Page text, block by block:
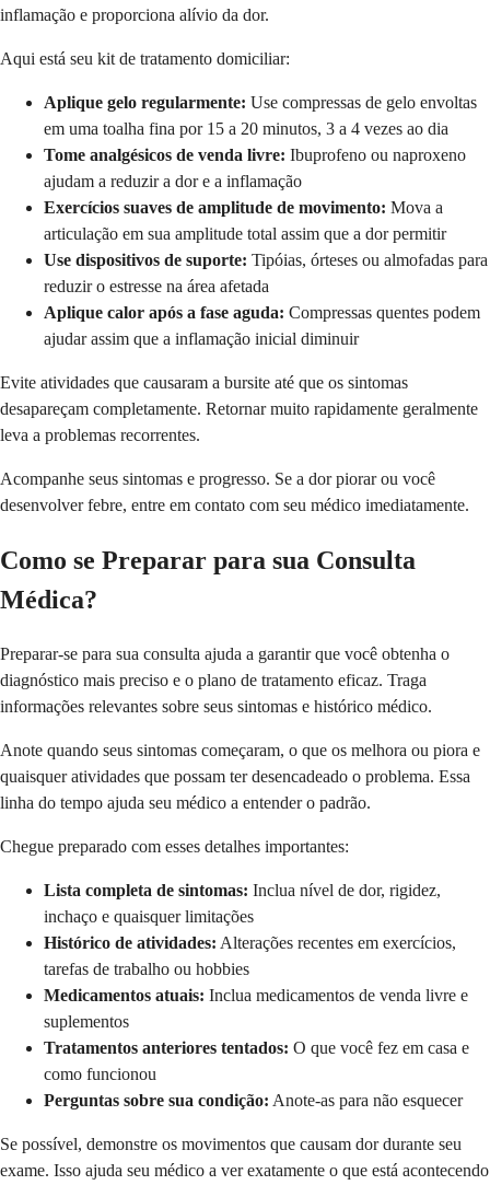
inflamação e proporciona alívio da dor.
Aqui está seu kit de tratamento domiciliar:
Aplique gelo regularmente: Use compressas de gelo envoltas
em uma toalha fina por 15 a 20 minutos, 3 a 4 vezes ao dia
Tome analgésicos de venda livre: Ibuprofeno ou naproxeno
ajudam a reduzir a dor e a inflamação
Exercícios suaves de amplitude de movimento: Mova a
articulação em sua amplitude total assim que a dor permitir
Use dispositivos de suporte: Tipóias, órteses ou almofadas para
reduzir o estresse na área afetada
Aplique calor após a fase aguda: Compressas quentes podem
ajudar assim que a inflamação inicial diminuir
Evite atividades que causaram a bursite até que os sintomas
desapareçam completamente. Retornar muito rapidamente geralmente
leva a problemas recorrentes.
Acompanhe seus sintomas e progresso. Se a dor piorar ou você
desenvolver febre, entre em contato com seu médico imediatamente.
Como se Preparar para sua Consulta
Médica?
Preparar-se para sua consulta ajuda a garantir que você obtenha o
diagnóstico mais preciso e o plano de tratamento eficaz. Traga
informações relevantes sobre seus sintomas e histórico médico.
Anote quando seus sintomas começaram, o que os melhora ou piora e
quaisquer atividades que possam ter desencadeado o problema. Essa
linha do tempo ajuda seu médico a entender o padrão.
Chegue preparado com esses detalhes importantes:
Lista completa de sintomas: Inclua nível de dor, rigidez,
inchaço e quaisquer limitações
Histórico de atividades: Alterações recentes em exercícios,
tarefas de trabalho ou hobbies
Medicamentos atuais: Inclua medicamentos de venda livre e
suplementos
Tratamentos anteriores tentados: O que você fez em casa e
como funcionou
Perguntas sobre sua condição: Anote-as para não esquecer
Se possível, demonstre os movimentos que causam dor durante seu
exame. Isso ajuda seu médico a ver exatamente o que está acontecendo